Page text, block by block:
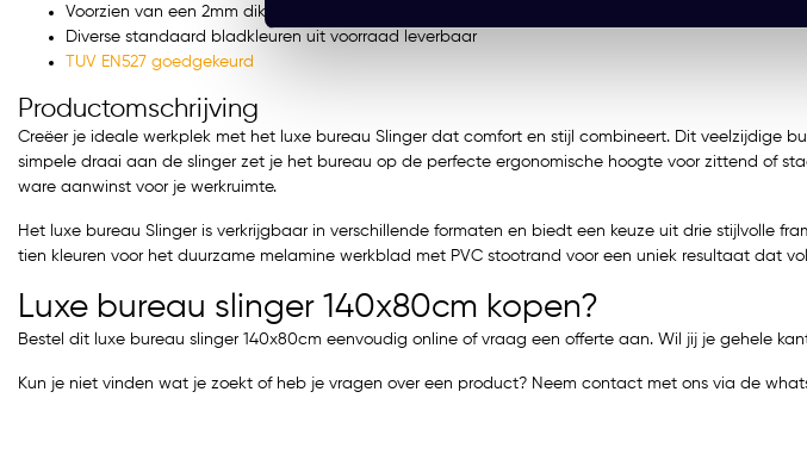
Voorzien van een 2mm dik PVC stootrand
Diverse standaard bladkleuren uit voorraad leverbaar
TUV EN527 goedgekeurd
Productomschrijving
Creëer je ideale werkplek met het luxe bureau Slinger dat comfort en stijl combineert. Dit veelzijdige
simpele draai aan de slinger zet je het bureau op de perfecte ergonomische hoogte voor zittend of
ware aanwinst voor je werkruimte.
Het luxe bureau Slinger is verkrijgbaar in verschillende formaten en biedt een keuze uit drie stijlvolle
tien kleuren voor het duurzame melamine werkblad met PVC stootrand voor een uniek resultaat dat
Luxe bureau slinger 140x80cm kopen?
Bestel dit luxe bureau slinger 140x80cm eenvoudig online of vraag een offerte aan. Wil jij je gehele
Kun je niet vinden wat je zoekt of heb je vragen over een product? Neem contact met ons via de